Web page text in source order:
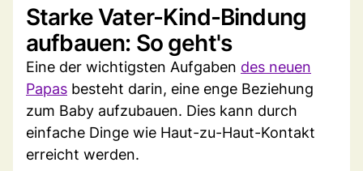
Starke Vater-Kind-Bindung
aufbauen: So geht's
Eine der wichtigsten Aufgaben des neuen
Papas besteht darin, eine enge Beziehung
zum Baby aufzubauen. Dies kann durch
einfache Dinge wie Haut-zu-Haut-Kontakt
erreicht werden.